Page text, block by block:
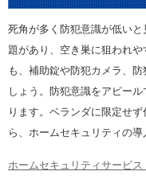
死角が多く防犯意識が低い
題があり、空き巣に狙われ
も、補助錠や防犯カメラ、
しょう。防犯意識をアピー
ります。ベランダに限定せ
ら、ホームセキュリティの導
ホームセキュリティサービ